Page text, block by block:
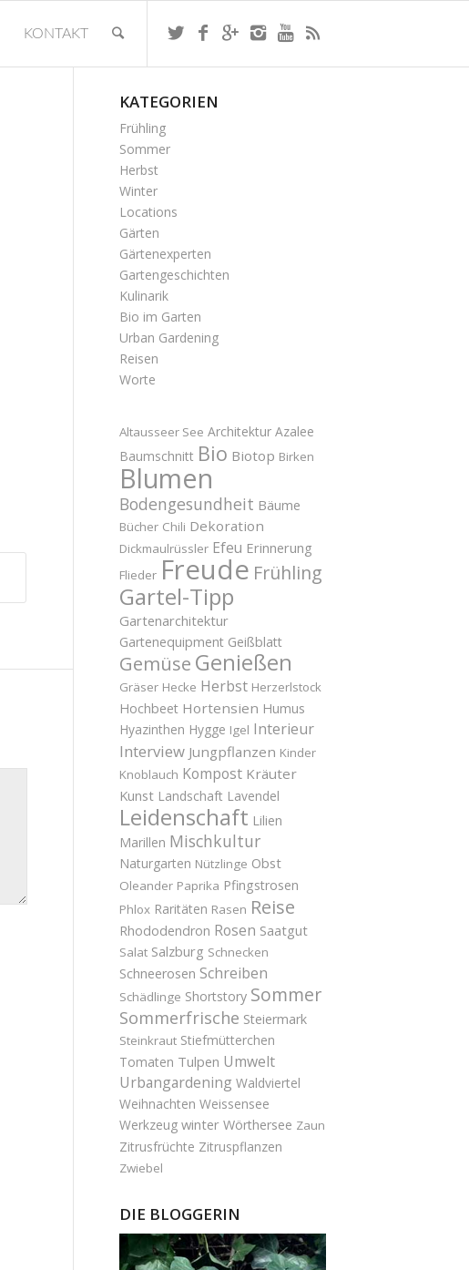
KONTAKT
KATEGORIEN
Frühling
Sommer
Herbst
Winter
Locations
Gärten
Gärtenexperten
Gartengeschichten
Kulinarik
Bio im Garten
Urban Gardening
Reisen
Worte
Altausseer See Architektur Azalee
Baumschnitt Bio Biotop Birken
Blumen
Bodengesundheit Bäume
Bücher Chili Dekoration
Dickmaulrüssler Efeu Erinnerung
Flieder Freude Frühling
Gartel-Tipp
Gartenarchitektur
Gartenequipment Geißblatt
Gemüse Genießen
Gräser Hecke Herbst Herzerlstock
Hochbeet Hortensien Humus
Hyazinthen Hygge Igel Interieur
Interview Jungpflanzen Kinder
Knoblauch Kompost Kräuter
Kunst Landschaft Lavendel
Leidenschaft Lilien
Marillen Mischkultur
Naturgarten Nützlinge Obst
Oleander Paprika Pfingstrosen
Phlox Raritäten Rasen Reise
Rhododendron Rosen Saatgut
Salat Salzburg Schnecken
Schneerosen Schreiben
Schädlinge Shortstory Sommer
Sommerfrische Steiermark
Steinkraut Stiefmütterchen
Tomaten Tulpen Umwelt
Urbangardening Waldviertel
Weihnachten Weissensee
Werkzeug winter Wörthersee Zaun
Zitrusfrüchte Zitruspflanzen
Zwiebel
DIE BLOGGERIN